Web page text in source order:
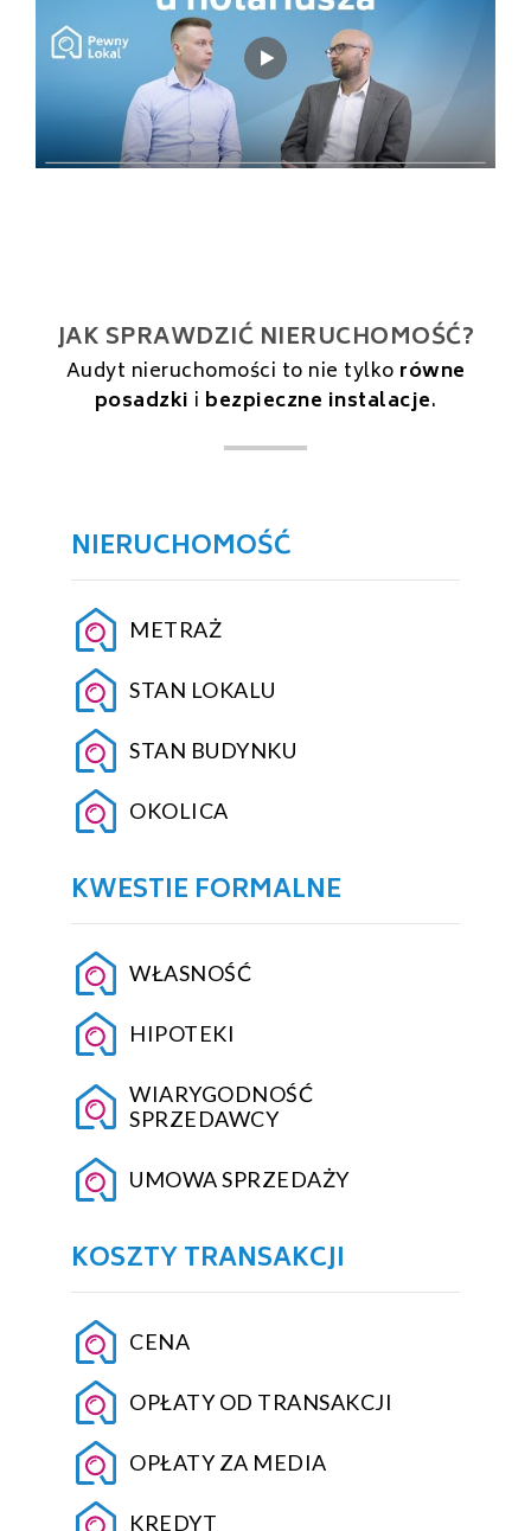
JAK SPRAWDZIĆ NIERUCHOMOŚĆ?
Audyt nieruchomości to nie tylko równe
posadzki i bezpieczne instalacje.
NIERUCHOMOŚĆ
METRAŻ
STAN LOKALU
STAN BUDYNKU
OKOLICA
KWESTIE FORMALNE
WŁASNOŚĆ
HIPOTEKI
WIARYGODNOŚĆ
SPRZEDAWCY
UMOWA SPRZEDAŻY
KOSZTY TRANSAKCJI
CENA
OPŁATY OD TRANSAKCJI
OPŁATY ZA MEDIA
KREDYT